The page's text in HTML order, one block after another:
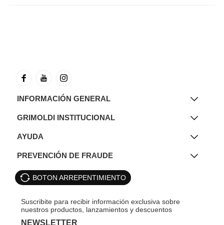
INFORMACIÓN GENERAL
GRIMOLDI INSTITUCIONAL
AYUDA
PREVENCIÓN DE FRAUDE
BOTON ARREPENTIMIENTO
NEWSLETTER